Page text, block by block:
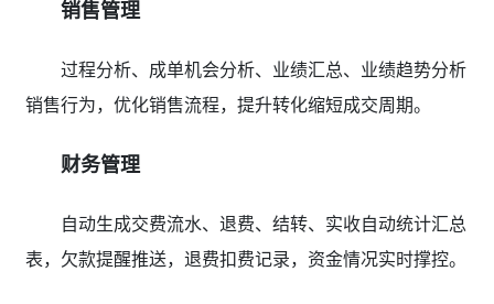
销售管理
过程分析、成单机会分析、业绩汇总、业绩趋势分析
销售行为，优化销售流程，提升转化缩短成交周期。
财务管理
自动生成交费流水、退费、结转、实收自动统计汇总
表，欠款提醒推送，退费扣费记录，资金情况实时撑控。